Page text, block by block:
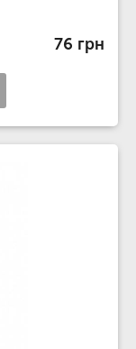
76 грн